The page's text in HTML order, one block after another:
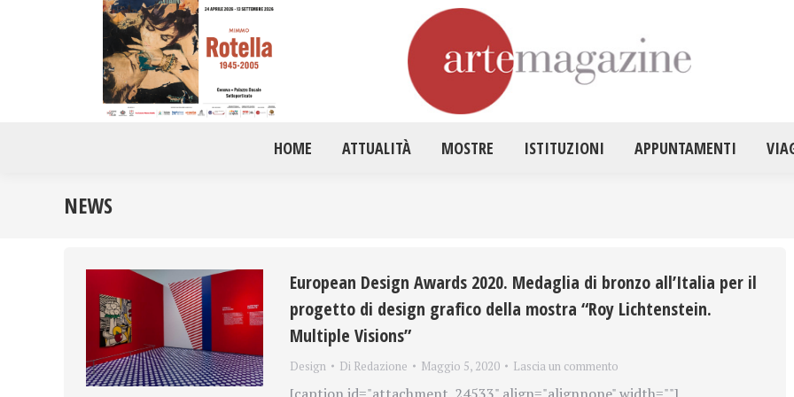
HOME ATTUALITÀ MOSTRE ISTITUZIONI APPUNTAMENTI
NEWS
European Design Awards 2020. Medaglia di bronzo all’Italia per il
progetto di design grafico della mostra “Roy Lichtenstein.
Multiple Visions”
Design Di Redazione Maggio 5, 2020 Lascia un commento
[caption id="attachment_24533" align="alignnone" width=""]
HOME